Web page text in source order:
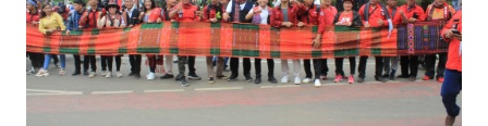
INDEKS
BERITA
KONTAK
KAMI